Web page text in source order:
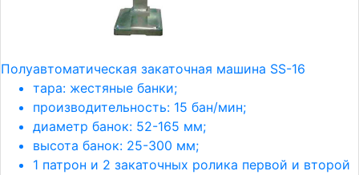
Полуавтоматическая закаточная машина SS-16
тара: жестяные банки;
производительность: 15 бан/мин;
диаметр банок: 52-165 мм;
высота банок: 25-300 мм;
1 патрон и 2 закаточных ролика первой и второй